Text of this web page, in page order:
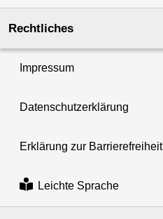
Rechtliches
Impressum
Datenschutzerklärung
Erklärung zur Barrierefreiheit
Leichte Sprache